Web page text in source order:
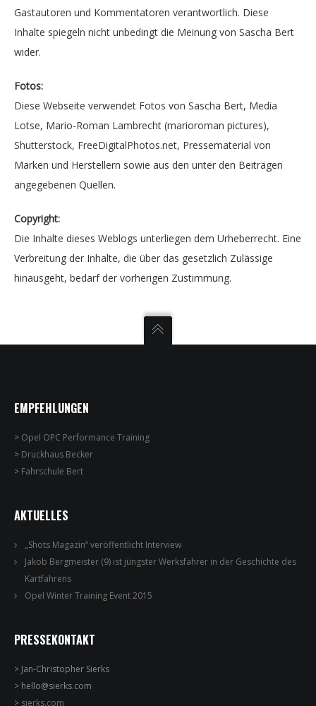
Gastautoren und Kommentatoren verantwortlich. Diese
Inhalte spiegeln nicht unbedingt die Meinung von Sascha Bert
wider.
Fotos:
Diese Webseite verwendet Fotos von Sascha Bert, Media
Lotse, Mario-Roman Lambrecht (marioroman pictures),
Shutterstock, FreeDigitalPhotos.net, Pressematerial von
Marken und Herstellern sowie aus den unter den Beiträgen
angegebenen Quellen.
Copyright:
Die Inhalte dieses Weblogs unterliegen dem Urheberrecht. Eine
Verbreitung der Inhalte, die über das gesetzlich Zulässige
hinausgeht, bedarf der vorherigen Zustimmung.
EMPFEHLUNGEN
> Opel OPC Performance Training
> Druckhaus Becker
> Fahrschule Bert
AKTUELLES
„Shots Magazin“ veröffentlicht Interview
Jakob Bergmeister (9) ist jüngster Werksfahrer in der Geschichte des
Kartfahrens
Opel Winter Training Event 2015
PRESSEKONTAKT
> Jan-Christopher Sierks
> hello@sierks.com
> sierks.com